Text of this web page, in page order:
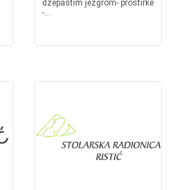
džepastim jezgrom- prostirke
-...